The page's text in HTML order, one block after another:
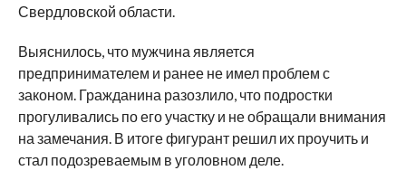
Свердловской области.
Выяснилось, что мужчина является
предпринимателем и ранее не имел проблем с
законом. Гражданина разозлило, что подростки
прогуливались по его участку и не обращали внимания
на замечания. В итоге фигурант решил их проучить и
стал подозреваемым в уголовном деле.